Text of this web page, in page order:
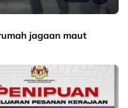
jagaan maut